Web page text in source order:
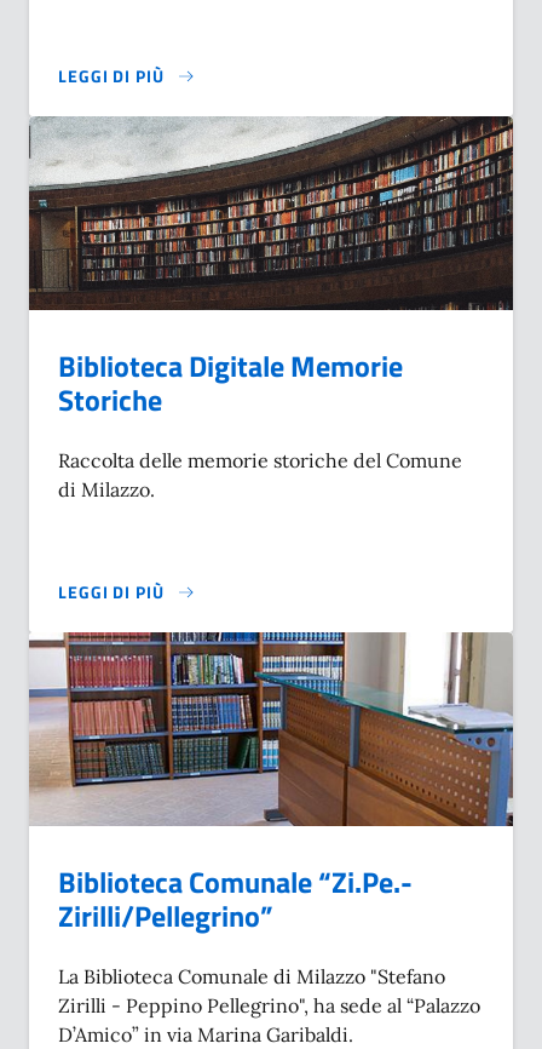
LEGGI DI PIÙ
SU MILAZZO NELLA STORIA
Biblioteca Digitale Memorie
Storiche
Raccolta delle memorie storiche del Comune
di Milazzo.
LEGGI DI PIÙ
SU BIBLIOTECA DIGITALE MEMORIE STORICHE
Biblioteca Comunale “Zi.Pe.-
Zirilli/Pellegrino”
La Biblioteca Comunale di Milazzo "Stefano
Zirilli - Peppino Pellegrino", ha sede al “Palazzo
D’Amico” in via Marina Garibaldi.